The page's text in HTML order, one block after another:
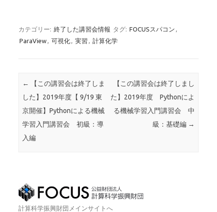
カテゴリー: 終了した講習会情報 タグ: FOCUSスパコン ,
ParaView, 可視化, 実習 , 計算化学
投稿ナビゲーション
←
【この講習会は終了しま
した】2019年度【 9/19 東
京開催】Pythonによる機械
学習入門講習会 初級：導
入編
【この講習会は終了しまし
た】2019年度 Pythonによ
る機械学習入門講習会 中
級：基礎編 →
計算科学振興財団メインサイトへ